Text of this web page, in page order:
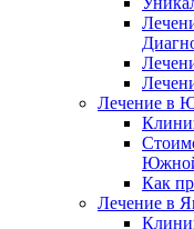
Лечение в
Как
Лечение в